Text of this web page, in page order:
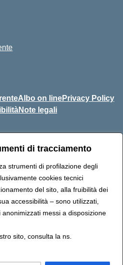
di tracciamento
strumenti di profilazione degli
cookies tecnici
del sito, alla fruibilità dei
accessibilità – sono utilizzati,
messi a disposizione
sito, consulta la ns.
Albo on linePrivacy Policy
Note legali
Domusnovas (CA)
caic875002@pec.istruzione.it